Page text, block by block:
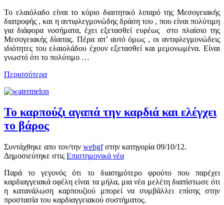
Το ελαιόλαδο είναι το κύριο διαιτητικό λιπαρό της Μεσογειακής
διατροφής , και η αντιφλεγμονώδης δράση του , που είναι πολύτιμη
για διάφορα νοσήματα, έχει εξετασθεί ευρέως στο πλαίσιο της
Μεσογειακής δίαιτας. Πέρα απ’ αυτό όμως , οι αντιφλεγμονώδεις
ιδιότητες του ελαιολάδου έχουν εξετασθεί και μεμονωμένα. Είναι
γνωστό ότι το πολύτιμο …
Περισσότερα
Το καρπούζι αγαπά την καρδιά και ελέγχει
το βάρος
Συντάχθηκε απο τον/την webgfστην κατηγορία 09/10/12.
Δημοσιεύτηκε στις Επιστημονικά νέα
Παρά το γεγονός ότι το διασημότερο φρούτο που παρέχει
καρδιαγγειακά οφέλη είναι τα μήλα, μια νέα μελέτη διαπίστωσε ότι
η κατανάλωση καρπουζιού μπορεί να συμβάλλει επίσης στην
προστασία του καρδιαγγειακού συστήματος.